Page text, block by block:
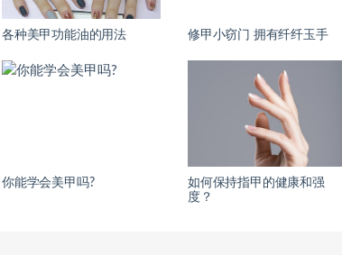
各种美甲功能油的用法 修甲小窃门 拥有纤纤玉手
你能学会美甲吗?
如何保持指甲的健康和强
度？